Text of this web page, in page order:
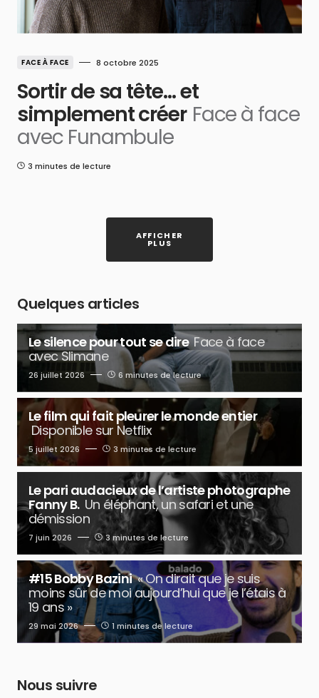
FACE À FACE 8 octobre 2025
Sortir de sa tête… et
simplement créer Face à face
avec Funambule
3 minutes de lecture
AFFICHER
PLUS
Quelques articles
Le silence pour tout se dire Face à face
avec Slimane
26 juillet 2026 6 minutes de lecture
Le film qui fait pleurer le monde entier
Disponible sur Netflix
5 juillet 2026 3 minutes de lecture
Le pari audacieux de l’artiste photographe
Fanny B. Un éléphant, un safari et une
démission
7 juin 2026 3 minutes de lecture
#15 Bobby Bazini « On dirait que je suis
moins sûr de moi aujourd’hui que je l’étais à
19 ans »
29 mai 2026 1 minutes de lecture
Nous suivre